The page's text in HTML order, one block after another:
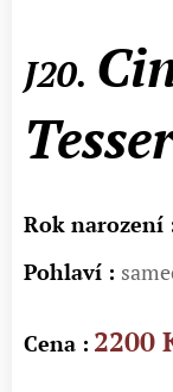
J20.
Rok narození
Pohlaví :
Cena : 2200